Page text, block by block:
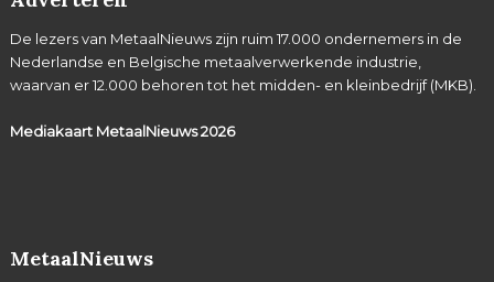
De lezers van MetaalNieuws zijn ruim 17.000 ondernemers in de
Nederlandse en Belgische metaalverwerkende industrie,
waarvan er 12.000 behoren tot het midden- en kleinbedrijf (MKB).
Mediakaart MetaalNieuws2026
MetaalNieuws